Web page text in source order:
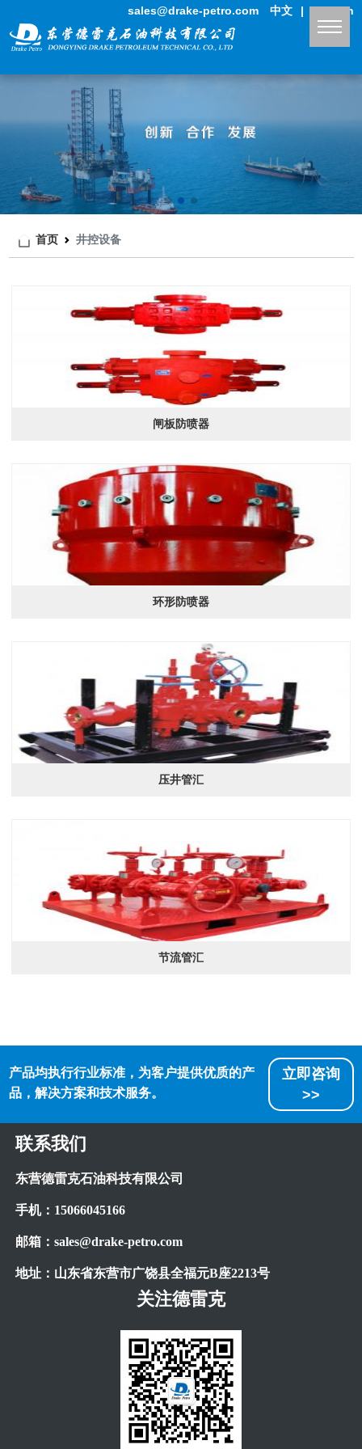
sales@drake-petro.com 中文 | English
首页 井控设备
闸板防喷器
环形防喷器
压井管汇
节流管汇
产品均执行行业标准，为客户提供优质的产
品，解决方案和技术服务。
立即咨询
>>
联系我们
东营德雷克石油科技有限公司
手机： 15066045166
邮箱：sales@drake-petro.com
地址：山东省东营市广饶县全福元B座2213号
关注德雷克